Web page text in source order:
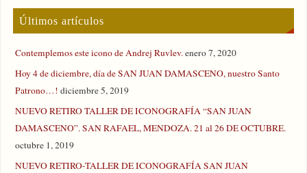
Últimos artículos
Contemplemos este icono de Andrej Ruvlev.enero 7, 2020
Hoy 4 de diciembre, día de SAN JUAN DAMASCENO, nuestro Santo
Patrono…! diciembre 5, 2019
NUEVO RETIRO TALLER DE ICONOGRAFÍA “SAN JUAN
DAMASCENO”. SAN RAFAEL, MENDOZA. 21 al 26 DE OCTUBRE.
octubre 1, 2019
NUEVO RETIRO-TALLER DE ICONOGRAFÍA SAN JUAN